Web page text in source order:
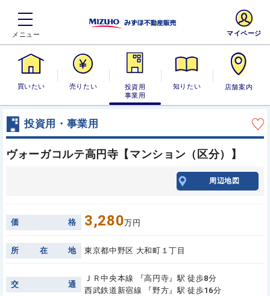
買いたい 売りたい
投資用・事業
用
知りたい 店舗案内
マイページ
投資用・事業用
ヴォーガコルテ高円寺【マンション（区分）】
周辺地図
価 格 3,280万円
所 在 地 東京都中野区 大和町１丁目
交 通
ＪＲ中央本線 『高円寺』駅 徒歩8分
西武鉄道新宿線 『野方』駅 徒歩16分